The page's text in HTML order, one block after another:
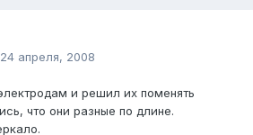
24 апреля, 2008
и решил их поменять
что они разные по длине.